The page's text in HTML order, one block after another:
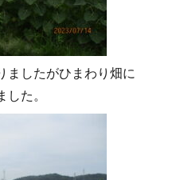
ましたがひまわり畑に
した。